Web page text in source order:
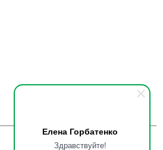
Елена Горбатенко
Здравствуйте!